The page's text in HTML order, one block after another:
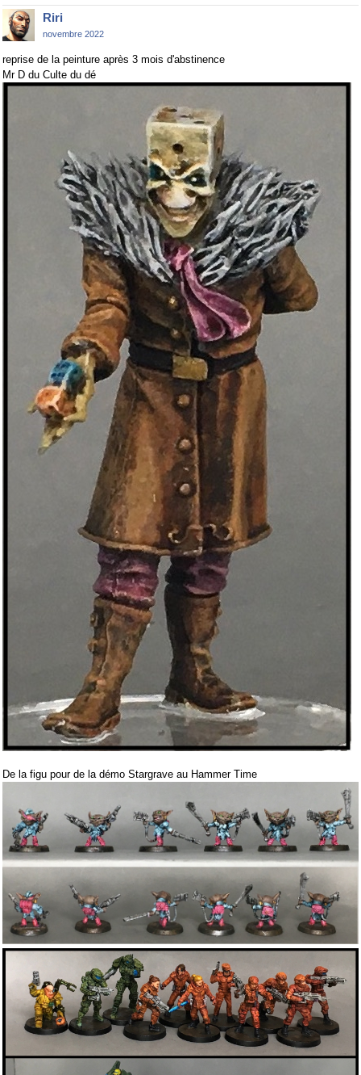
on
Google+Riri
novembre 2022
reprise de la peinture après 3 mois d'abstinence
Mr D du Culte du dé
De la figu pour de la démo Stargrave au Hammer Time